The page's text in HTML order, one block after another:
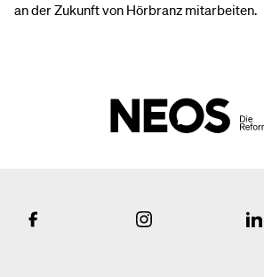
an der Zukunft von Hörbranz mitarbeiten.